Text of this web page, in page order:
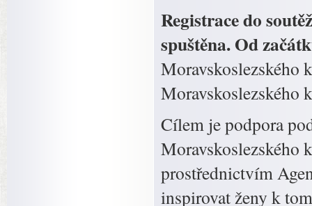
Registrace do
spuštěna. Od
Moravskoslezského
Moravskoslezského
Cílem je podpora
Moravskoslezského
prostřednictvím
inspirovat ženy k